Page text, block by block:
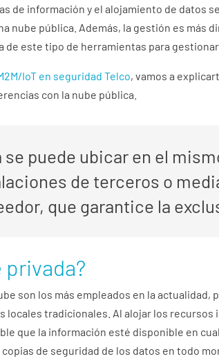
de información y el alojamiento de datos
nube pública. Además, la gestión es más
de este tipo de herramientas para
IoT en seguridad Telco, vamos a
con la nube pública.
se puede ubicar en el
de terceros o
que garantice la
privada?
son los más empleados en la
locales tradicionales. Al alojar los
que la información esté disponible en
de seguridad de los datos en todo